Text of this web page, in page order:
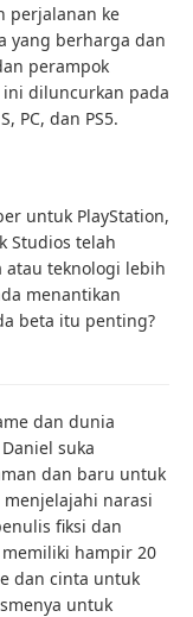
perjalanan ke
yang berharga dan
perampok
ini diluncurkan pada
PC, dan PS5.
untuk PlayStation,
Studios telah
atau teknologi lebih
menantikan
beta itu penting?
dan dunia
suka
dan baru untuk
narasi
fiksi dan
hampir 20
dan cinta untuk
untuk